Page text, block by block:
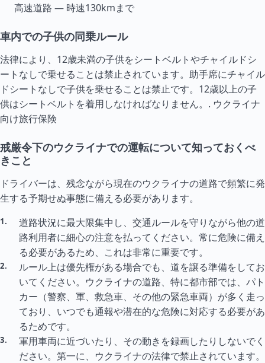
高速道路 — 時速130kmまで
車内での子供の同乗ルール
法律により、12歳未満の子供をシートベルトやチャイルドシ
ートなしで乗せることは禁止されています。助手席にチャイル
ドシートなしで子供を乗せることは禁止です。12歳以上の子
供はシートベルトを着用しなければなりません。. ウクライナ
向け旅行保険
戒厳令下のウクライナでの運転について知っておくべ
きこと
ドライバーは、残念ながら現在のウクライナの道路で頻繁に発
生する予期せぬ事態に備える必要があります。
道路状況に最大限集中し、交通ルールを守りながら他の道
路利用者に細心の注意を払ってください。常に危険に備え
る必要があるため、これは非常に重要です。
ルール上は優先権がある場合でも、道を譲る準備をしてお
いてください。ウクライナの道路、特に都市部では、パト
カー（警察、軍、救急車、その他の緊急車両）が多く走っ
ており、いつでも通報や潜在的な危険に対応する必要があ
るためです。
軍用車両に近づいたり、その動きを録画したりしないでく
ださい。第一に、ウクライナの法律で禁止されています。